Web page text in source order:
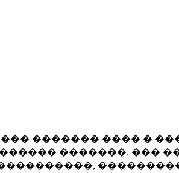
������� ���� �
�������. ���